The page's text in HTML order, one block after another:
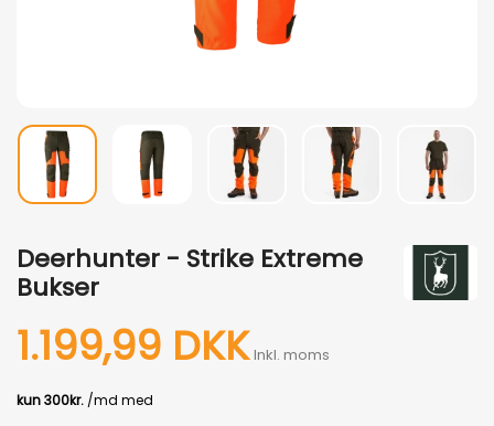
Deerhunter - Strike Extreme
Bukser
1.199,99 DKK Inkl. moms